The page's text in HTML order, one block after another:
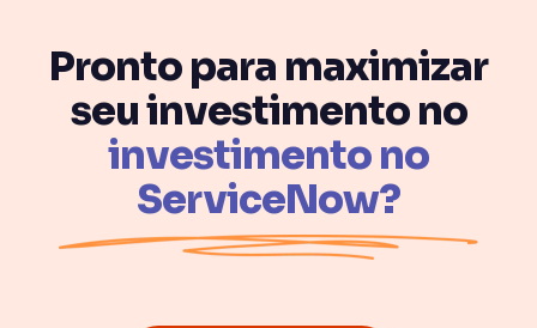
Pronto para maximizar
seu investimento no
investimento no
ServiceNow?